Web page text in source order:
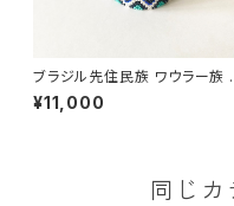
ブラジル先住民族 ワウラー族
ーズブレスレット 3.5cm幅 内周
17cm
¥11,000
同じカ